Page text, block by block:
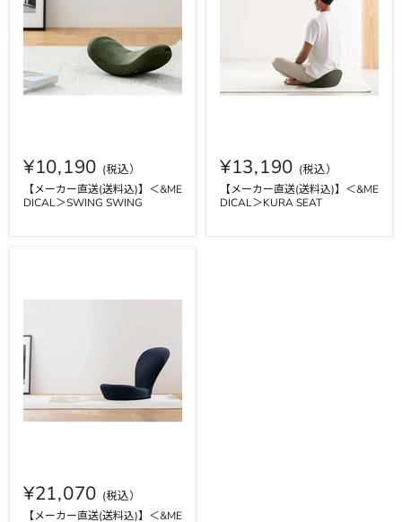
¥10,190
【メーカー直送(送料込)】＜&ME
DICAL＞SWING SWING
¥13,190
【メーカー直送(送料込)】＜&ME
DICAL＞KURA SEAT
¥21,070
【メーカー直送(送料込)】＜&ME